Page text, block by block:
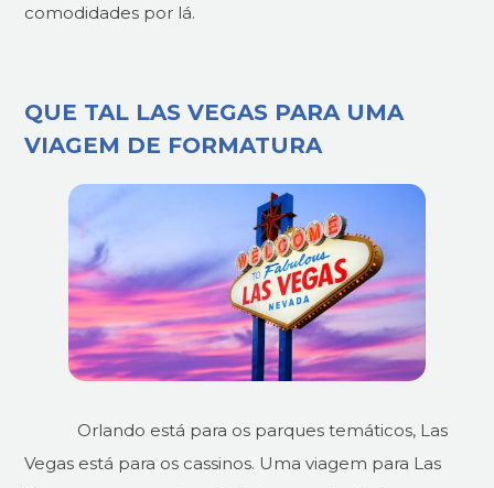
comodidades por lá.
QUE TAL LAS VEGAS PARA UMA
VIAGEM DE FORMATURA
Orlando está para os parques temáticos, Las
Vegas está para os cassinos. Uma viagem para Las